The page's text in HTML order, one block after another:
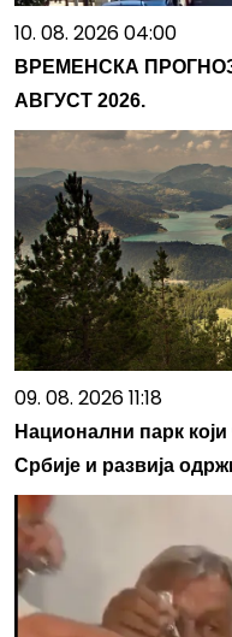
10. 08. 2026 04:00
ВРЕМЕНСКА
АВГУСТ 2026.
09. 08. 2026 11:18
Национални парк
Србије и развија